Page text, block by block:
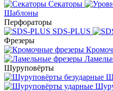
Секаторы
Шаблоны
Перфораторы
SDS-PLUS
Фрезеры
Шуруповёрты